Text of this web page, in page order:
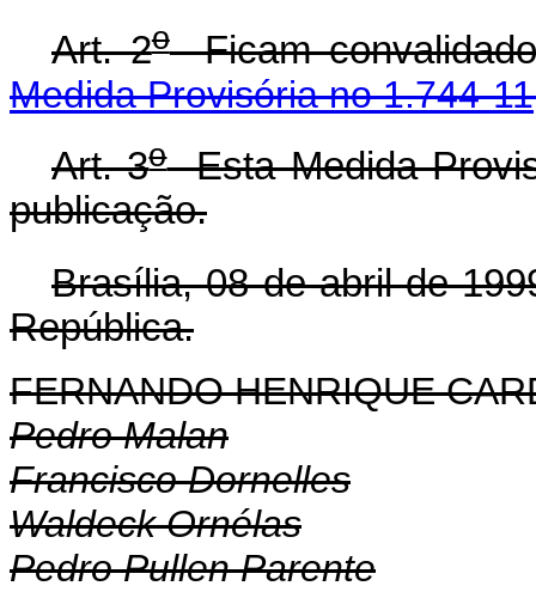
Art. 2oFicam
Medida Provisória no 1.744-
Art. 3oEsta Medida
publicação.
Brasília, 08 de abril de
República.
FERNANDO HENRIQUE
Pedro Malan
Francisco Dornelles
Waldeck Ornélas
Pedro Pullen Parente